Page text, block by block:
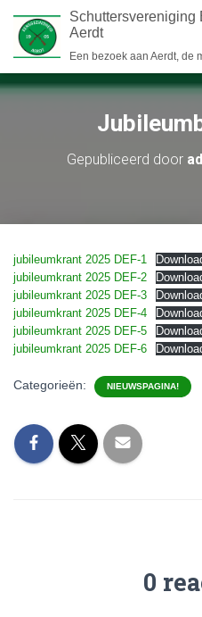
Schuttersvereniging
Aerdt
Een bezoek aan Aerdt, de
Gepubliceerd door
jubileumkrant 2025 DEF-1
jubileumkrant 2025 DEF-2
jubileumkrant 2025 DEF-3
jubileumkrant 2025 DEF-4
jubileumkrant 2025 DEF-5
jubileumkrant 2025 DEF-6
Categorieën: NIEUWSPAGINA!
0